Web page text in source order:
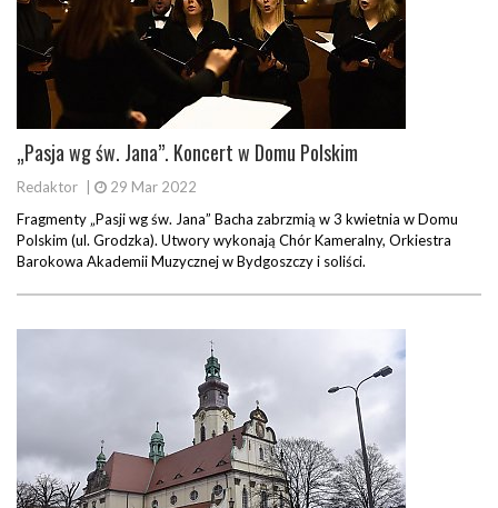
„Pasja wg św. Jana”. Koncert w Domu Polskim
Redaktor
29 Mar 2022
Fragmenty „Pasji wg św. Jana” Bacha zabrzmią w 3 kwietnia w Domu
Polskim (ul. Grodzka). Utwory wykonają Chór Kameralny, Orkiestra
Barokowa Akademii Muzycznej w Bydgoszczy i soliści.